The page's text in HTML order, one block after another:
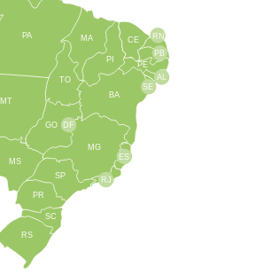
TO
BA
SE
PE
AL
RN
CE
PI
MA
PA
MT
MS
GO
PR
SC
RS
SP
MG
RJ
ES
DF
PB